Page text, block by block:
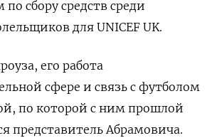
сбору средств среди
для UNICEF UK.
его работа
сфере и связь с футболом
по которой с ним прошлой
представитель Абрамовича.